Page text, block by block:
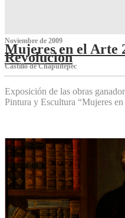
Noviembre de 2009
Mujeres en el Arte
Revolución
Castillo de Chapultepec
Exposición de las obras
Pintura y Escultura “Mujeres